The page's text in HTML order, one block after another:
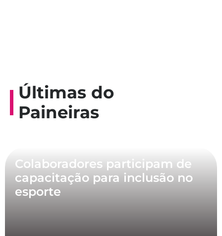
Últimas do
Paineiras
Colaboradores participam de
capacitação para inclusão no
esporte